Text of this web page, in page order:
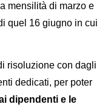
mensilità di marzo e
quel 16 giugno in cui
risoluzione con dagli
dedicati, per poter
dipendenti e le